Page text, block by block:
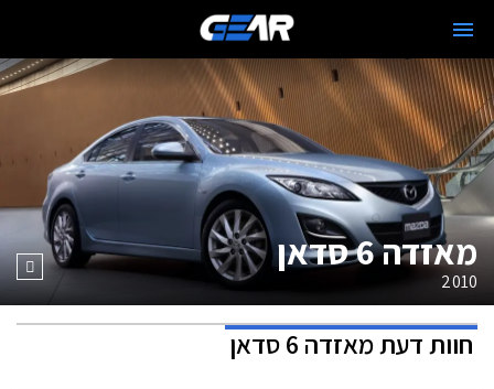
מאזדה 6 סדאן
2010
חוות דעתמאזדה 6 סדאן